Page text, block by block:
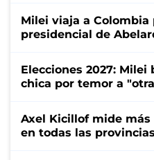
Milei viaja a Colombia
presidencial de
Elecciones 2027: Milei
chica por temor a
Axel Kicillof mide
en todas las